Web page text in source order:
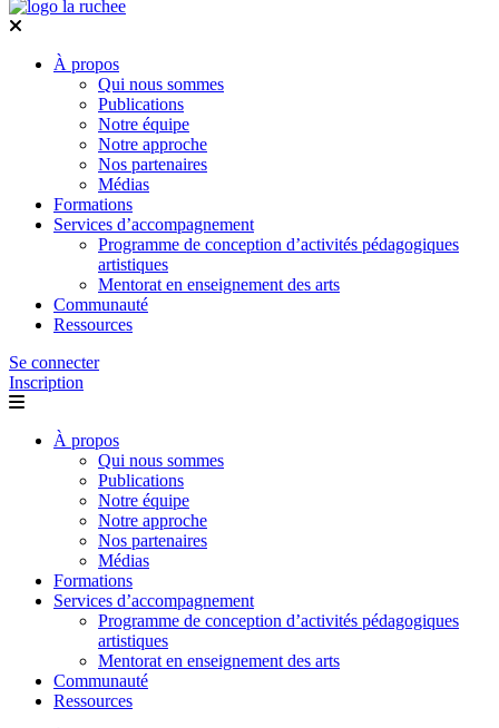
À propos
Qui nous sommes
Publications
Notre équipe
Notre approche
Nos partenaires
Médias
Formations
Services d’accompagnement
Programme de conception d’activités pédagogiques
artistiques
Mentorat en enseignement des arts
Communauté
Ressources
Se connecter
Inscription
À propos
Qui nous sommes
Publications
Notre équipe
Notre approche
Nos partenaires
Médias
Formations
Services d’accompagnement
Programme de conception d’activités pédagogiques
artistiques
Mentorat en enseignement des arts
Communauté
Ressources